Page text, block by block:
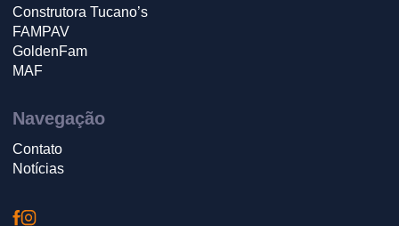
Construtora Tucano’s
FAMPAV
GoldenFam
MAF
Navegação
Contato
Notícias